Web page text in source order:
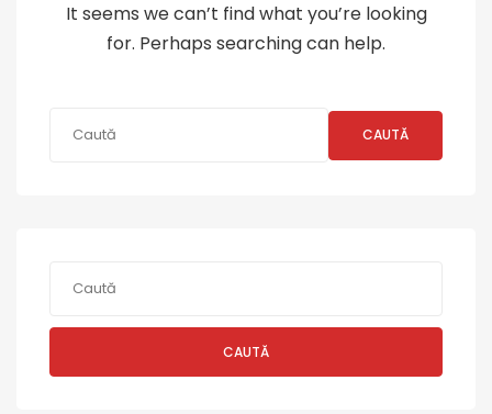
It seems we can’t find what you’re looking
for. Perhaps searching can help.
CAUTĂ
CAUTĂ